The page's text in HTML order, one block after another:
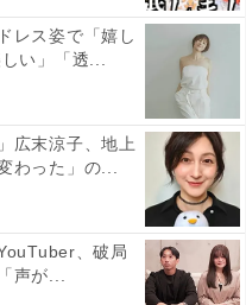
レス姿で「嬉し
い」「透...
広末涼子、地上
わった」の...
、破局
声が...